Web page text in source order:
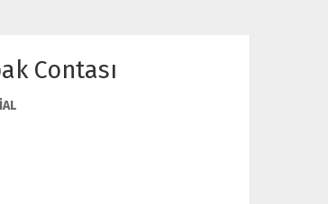
Contası